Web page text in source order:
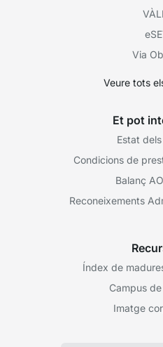
Via
Veure tots
Et pot
Estat
Condicions de
Balanç
Reconeixements
Índex de
Campus
Imatge